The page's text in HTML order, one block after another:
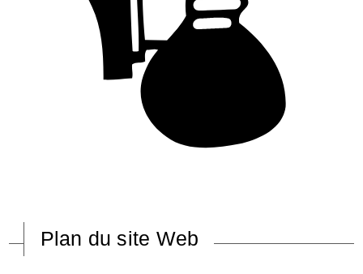
Plan du site Web